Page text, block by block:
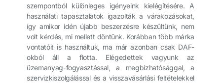
szempontból különleges igényeink kielégítésére. A
használati tapasztalatok igazolták a várakozásokat,
így amikor idén újabb beszerzésre készültünk, nem
volt kérdés, mi mellett döntünk. Korábban több márka
vontatóit is használtuk, ma már azonban csak DAF-
okból áll a flotta. Elégedettek vagyunk az
üzemanyag-fogyasztással, a megbízhatósággal, a
szervizkiszolgálással és a visszavásárlási feltételekkel